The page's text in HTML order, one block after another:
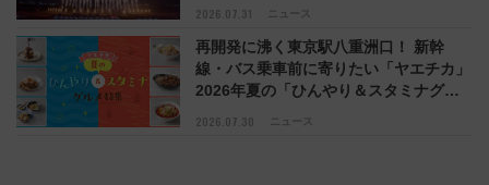
2026.07.31 ニュース
2026.07.30 ニュース
再開発に沸く東京駅八重洲口！ 新幹
線・バス乗車前に寄りたい「ヤエチカ」
2026年夏の「ひんやり＆スタミナグル